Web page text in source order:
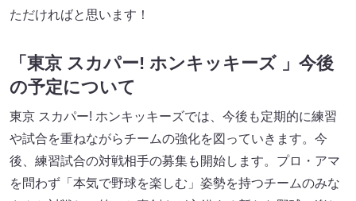
ただければと思います！
「東京 スカパー! ホンキッキーズ 」今後
の予定について
東京 スカパー! ホンキッキーズでは、今後も定期的に練習
や試合を重ねながらチームの強化を図っていきます。今
後、練習試合の対戦相手の募集も開始します。プロ・アマ
を問わず「本気で野球を楽しむ」姿勢を持つチームのみな